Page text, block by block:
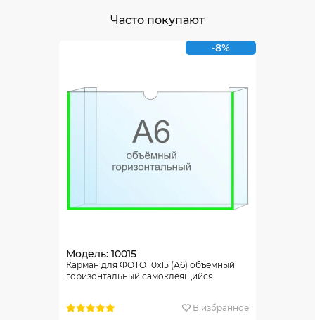
Часто покупают
-8%
Модель: 10015
Карман для ФОТО 10х15 (А6) объемный
горизонтальный самоклеящийся
В избранное